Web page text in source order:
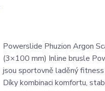
Powerslide Phuzion Argon
(3×100 mm) Inline brusle
jsou sportovně laděný fitness
Díky kombinaci komfortu,